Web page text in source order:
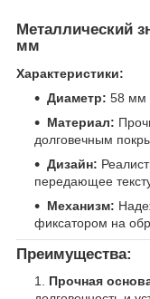
Металлический
мм
Характеристики:
Диаметр: 58 мм
Материал:
долговечным
Дизайн:
передающее
Механизм:
фиксатором на
Преимущества:
Прочная